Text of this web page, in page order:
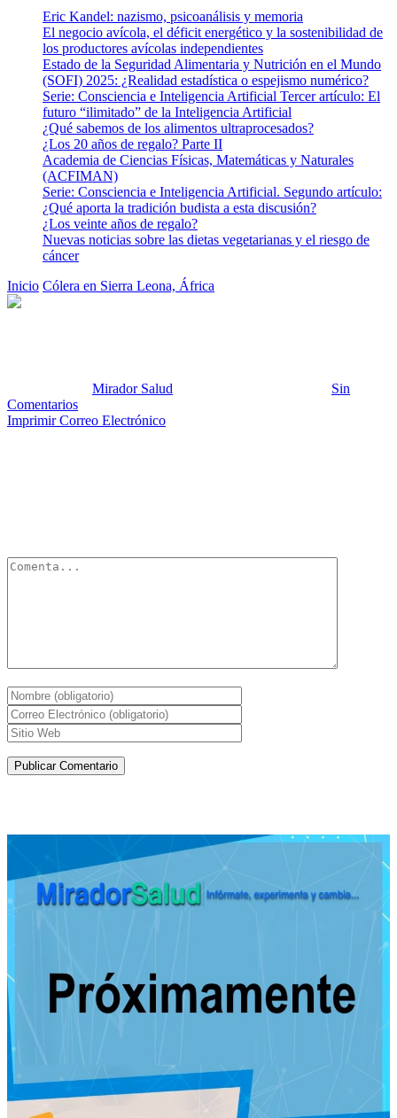
Eric Kandel: nazismo, psicoanálisis y memoria
El negocio avícola, el déficit energético y la sostenibilidad de
los productores avícolas independientes
Estado de la Seguridad Alimentaria y Nutrición en el Mundo
(SOFI) 2025: ¿Realidad estadística o espejismo numérico?
Serie: Consciencia e Inteligencia Artificial Tercer artículo: El
futuro “ilimitado” de la Inteligencia Artificial
¿Qué sabemos de los alimentos ultraprocesados?
¿Los 20 años de regalo? Parte II
Academia de Ciencias Físicas, Matemáticas y Naturales
(ACFIMAN)
Serie: Consciencia e Inteligencia Artificial. Segundo artículo:
¿Qué aporta la tradición budista a esta discusión?
¿Los veinte años de regalo?
Nuevas noticias sobre las dietas vegetarianas y el riesgo de
cáncer
Inicio Cólera en Sierra Leona, África
Mirador Salud
Sin
Comentarios
Imprimir Correo Electrónico